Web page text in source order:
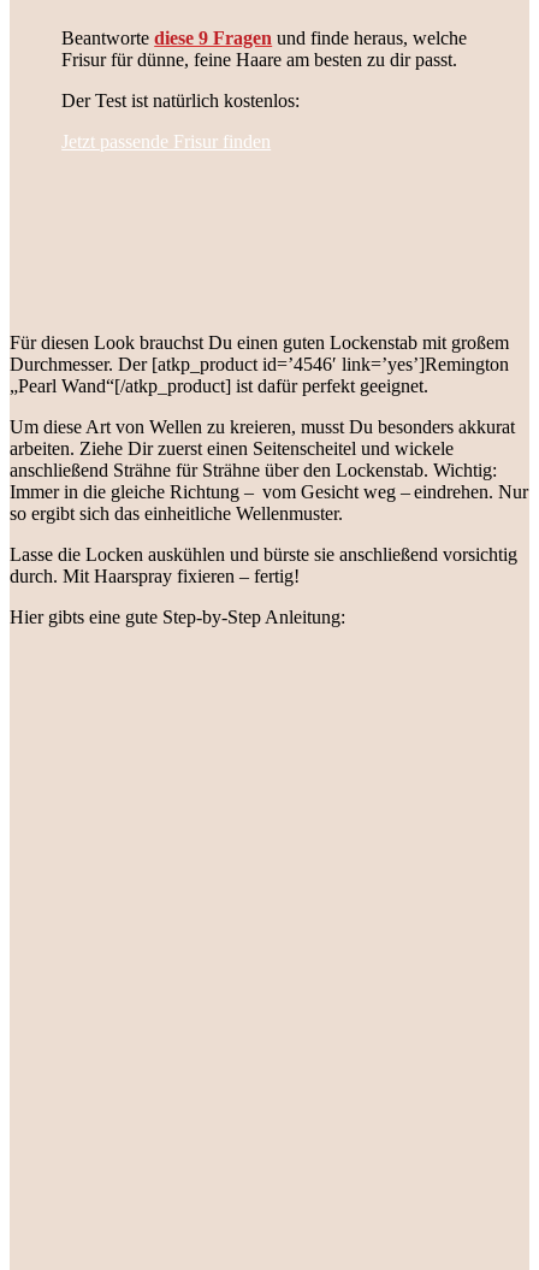
Beantwortediese 9 Fragen und finde heraus, welche
Frisur für dünne, feine Haare am besten zu dir passt.
Der Test ist natürlich kostenlos:
Jetzt passende Frisur finden
Für diesen Look brauchst Du einen guten Lockenstab mit großem
Durchmesser. Der [atkp_product id=’4546′ link=’yes’]Remington
„Pearl Wand“[/atkp_product] ist dafür perfekt geeignet.
Um diese Art von Wellen zu kreieren, musst Du besonders akkurat
arbeiten. Ziehe Dir zuerst einen Seitenscheitel und wickele
anschließend Strähne für Strähne über den Lockenstab. Wichtig:
Immer in die gleiche Richtung – vom Gesicht weg – eindrehen. Nur
so ergibt sich das einheitliche Wellenmuster.
Lasse die Locken auskühlen und bürste sie anschließend vorsichtig
durch. Mit Haarspray fixieren – fertig!
Hier gibts eine gute Step-by-Step Anleitung: